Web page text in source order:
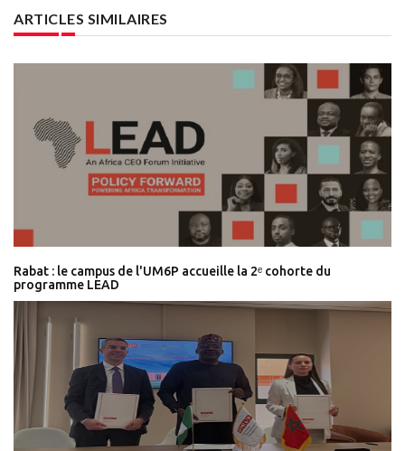
ARTICLES SIMILAIRES
Rabat : le campus de l'UM6P accueille la 2ᵉ cohorte du
programme LEAD